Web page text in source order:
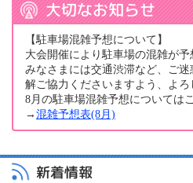
大切なお知らせ
【駐車場混雑予想について】
大会開催により駐車場の混雑が予
みなさまには交通渋滞など、ご
解ご協力くださいますよう、よろ
8月の駐車場混雑予想については
→ 混雑予想表(8月)
新着情報